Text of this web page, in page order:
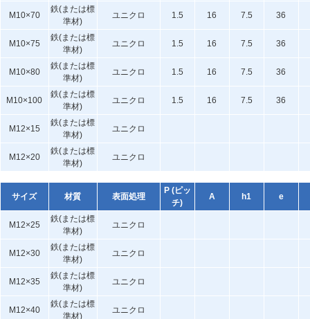
M10×70
鉄(または標
準材)
ユニクロ 1.5 16 7.5 36
M10×75
鉄(または標
準材)
ユニクロ 1.5 16 7.5 36
M10×80
鉄(または標
準材)
ユニクロ 1.5 16 7.5 36
M10×100
鉄(または標
準材)
ユニクロ 1.5 16 7.5 36
M12×15
鉄(または標
準材)
ユニクロ
M12×20
鉄(または標
準材)
ユニクロ
サイズ 材質 表面処理
P (ピッ
チ)
A h1 e
M12×25
鉄(または標
準材)
ユニクロ
M12×30
鉄(または標
準材)
ユニクロ
M12×35
鉄(または標
準材)
ユニクロ
M12×40
鉄(または標
準材)
ユニクロ